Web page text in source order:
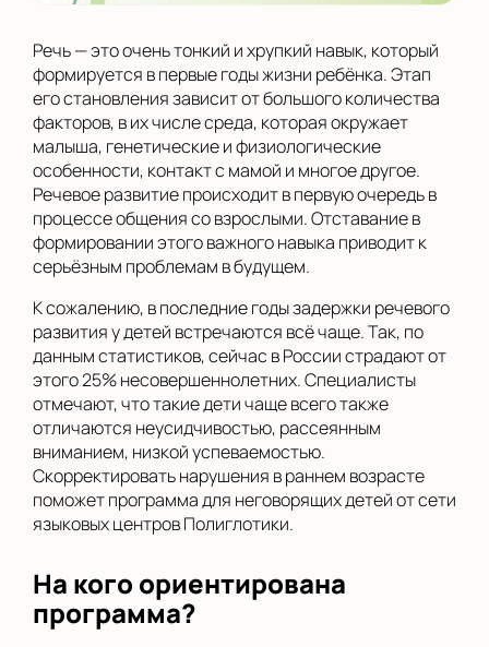
Речь — это очень тонкий и хрупкий навык, который
формируется в первые годы жизни ребёнка. Этап
его становления зависит от большого количества
факторов, в их числе среда, которая окружает
малыша, генетические и физиологические
особенности, контакт с мамой и многое другое.
Речевое развитие происходит в первую очередь в
процессе общения со взрослыми. Отставание в
формировании этого важного навыка приводит к
серьёзным проблемам в будущем.
К сожалению, в последние годы задержки речевого
развития у детей встречаются всё чаще. Так, по
данным статистиков, сейчас в России страдают от
этого 25% несовершеннолетних. Специалисты
отмечают, что такие дети чаще всего также
отличаются неусидчивостью, рассеянным
вниманием, низкой успеваемостью.
Скорректировать нарушения в раннем возрасте
поможет программа для неговорящих детей от сети
языковых центров Полиглотики.
На кого ориентирована
программа?